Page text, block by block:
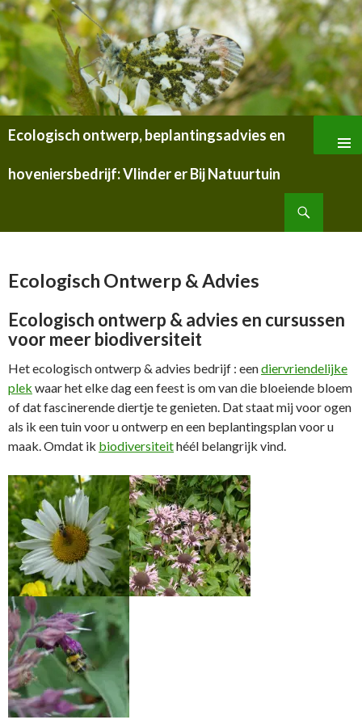
Ecologisch ontwerp, beplantingsadvies en
hoveniersbedrijf: Vlinder er Bij Natuurtuin
NAAR
INHOUD
Ecologisch Ontwerp & Advies
Ecologisch ontwerp & advies en cursussen
voor meer biodiversiteit
Het ecologisch ontwerp & advies bedrijf : eendiervriendelijke
plek waar het elke dag een feest is om van die bloeiende bloem
of dat fascinerende diertje te genieten. Dat staat mij voor ogen
als ik een tuin voor u ontwerp en een beplantingsplan voor u
maak. Omdat ik biodiversiteithéél belangrijk vind.